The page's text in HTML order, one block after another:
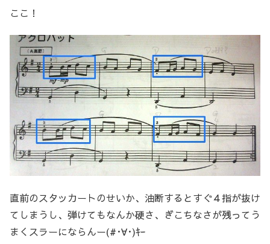
ここ！
直前のスタッカートのせいか、油断するとすぐ４指が抜け
てしまうし、弾けてもなんか硬さ、ぎこちなさが残ってう
まくスラーにならんー(#･∀･)ｷｰ